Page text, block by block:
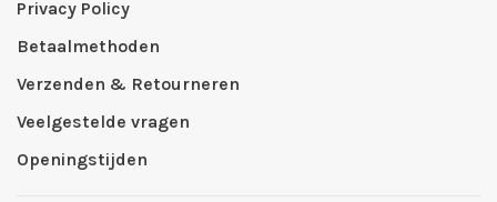
Privacy Policy
Betaalmethoden
Verzenden & Retourneren
Veelgestelde vragen
Openingstijden